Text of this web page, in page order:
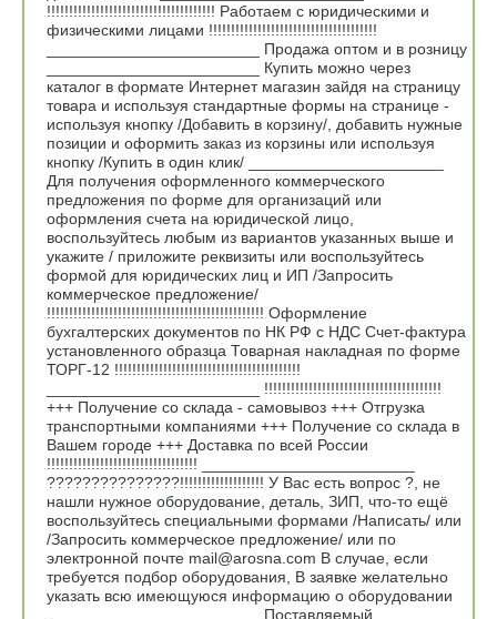
!!!!!!!!!!!!!!!!!!!!!!!!!!!!!!!!!!!!!! Работаем с юридическими и
физическими лицами !!!!!!!!!!!!!!!!!!!!!!!!!!!!!!!!!!!!!!
________________________ Продажа оптом и в розницу
________________________ Купить можно через
каталог в формате Интернет магазин зайдя на страницу
товара и используя стандартные формы на странице -
используя кнопку /Добавить в корзину/, добавить нужные
позиции и оформить заказ из корзины или используя
кнопку /Купить в один клик/ ______________________
Для получения оформленного коммерческого
предложения по форме для организаций или
оформления счета на юридической лицо,
воспользуйтесь любым из вариантов указанных выше и
укажите / приложите реквизиты или воспользуйтесь
формой для юридических лиц и ИП /Запросить
коммерческое предложение/
!!!!!!!!!!!!!!!!!!!!!!!!!!!!!!!!!!!!!!!!!!!!!!!!! Оформление
бухгалтерских документов по НК РФ с НДС Счет-фактура
установленного образца Товарная накладная по форме
ТОРГ-12 !!!!!!!!!!!!!!!!!!!!!!!!!!!!!!!!!!!!!!!!!!
________________________ !!!!!!!!!!!!!!!!!!!!!!!!!!!!!!!!!!!!!!!!
+++ Получение со склада - самовывоз +++ Отгрузка
транспортными компаниями +++ Получение со склада в
Вашем городе +++ Доставка по всей России
!!!!!!!!!!!!!!!!!!!!!!!!!!!!!!!!!! ________________________
???????????????!!!!!!!!!!!!!!!!!!! У Вас есть вопрос ?, не
нашли нужное оборудование, деталь, ЗИП, что-то ещё
воспользуйтесь специальными формами /Написать/ или
/Запросить коммерческое предложение/ или по
электронной почте mail@arosna.com В случае, если
требуется подбор оборудования, В заявке желательно
указать всю имеющуюся информацию о оборудовании
________________________ Поставляемый